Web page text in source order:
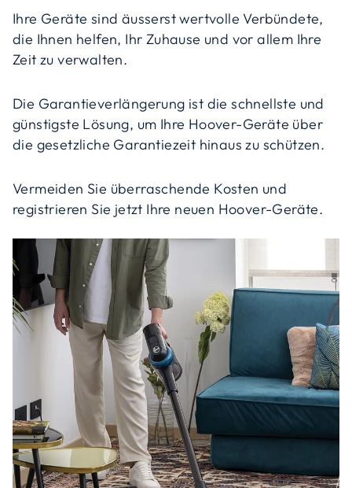
Ihre Geräte sind äusserst wertvolle Verbündete,
die Ihnen helfen, Ihr Zuhause und vor allem Ihre
Zeit zu verwalten.
Die Garantieverlängerung ist die schnellste und
günstigste Lösung, um Ihre Hoover-Geräte über
die gesetzliche Garantiezeit hinaus zu schützen.
Vermeiden Sie überraschende Kosten und
registrieren Sie jetzt Ihre neuen Hoover-Geräte.